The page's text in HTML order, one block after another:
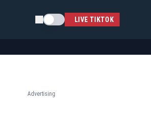
Schimba temaLIVE TIKTOK
Advertising